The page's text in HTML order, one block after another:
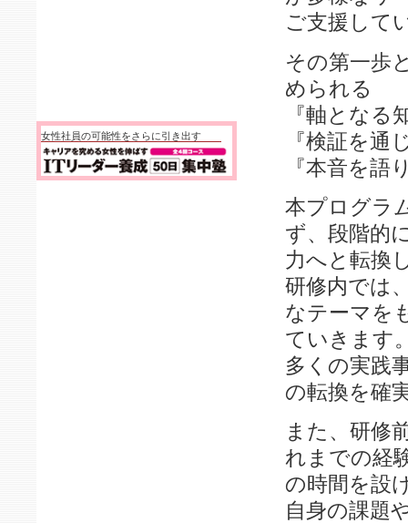
ご支援して
その第一歩
められる
『軸となる
『検証を通
『本音を
本プログラ
ず、段階的
力へと転換
研修内では
なテーマを
ていきます
多くの実践
の転換を確
また、研修
れまでの経
の時間を設
自身の課題
女性社員の可能性をさらに引き出す